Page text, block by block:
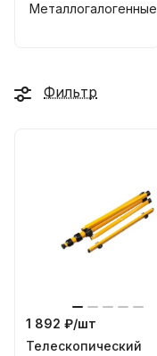
Металлогалогенные
Фильтр
1 892 ₽/шт
Телескопический